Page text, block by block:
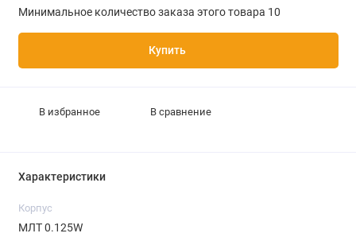
Минимальное количество заказа этого товара 10
Купить
В избранное В сравнение
Характеристики
Корпус
МЛТ 0.125W